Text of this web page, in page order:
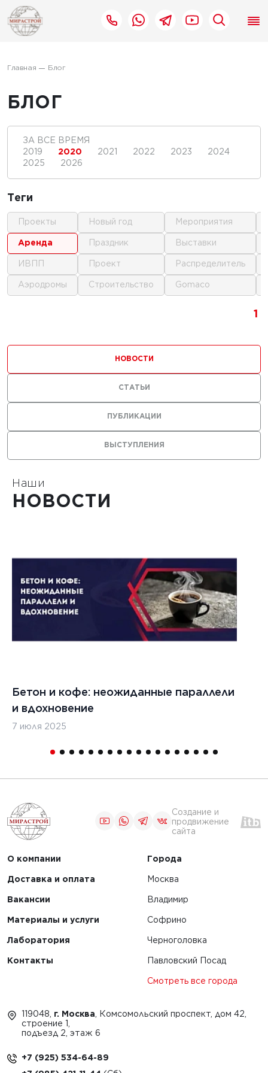
Главная Блог
БЛОГ
1
г.
1
ВЫСТУПЛЕНИЯ
ПУБЛИКАЦИИ
НОВОСТИ
СТАТЬИ
ЗА ВСЕ ВРЕМЯ
2019
2020 2021 2022 2023
2024
2025
2026
Теги
проекты
аренда
ИВПП
аэродромы
новый год
праздник
проект
строительство
мероприятия
выставки
распределитель
gomaco
Наши
НОВОСТИ
Бетон и кофе: неожиданные параллели
и вдохновение
7 июля 2025
Создание и
продвижение
сайта
О компании
Доставка и оплата
Вакансии
Материалы и услуги
Лаборатория
Контакты
Города
Москва
Владимир
Софрино
Черноголовка
Павловский Посад
Смотреть все города
119048, г. Москва , Комсомольский проспект, дом 42,
строение 1,
подъезд 2, этаж 6
+7 (925) 534-64-89